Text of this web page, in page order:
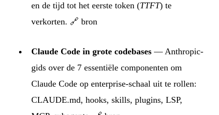
en de tijd tot het eerste token (TTFT) te
verkorten. 🔗 bron
Claude Code in grote codebases — Anthropic-
gids over de 7 essentiële componenten om
Claude Code op enterprise-schaal uit te rollen:
CLAUDE.md, hooks, skills, plugins, LSP,